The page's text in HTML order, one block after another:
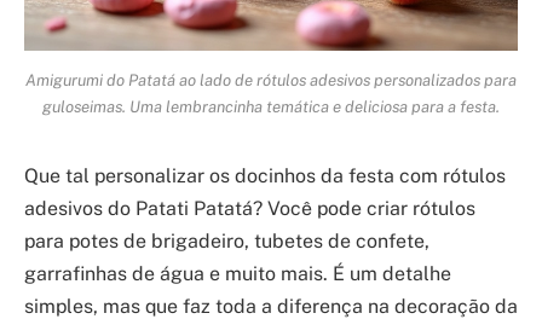
Amigurumi do Patatá ao lado de rótulos adesivos personalizados para
guloseimas. Uma lembrancinha temática e deliciosa para a festa.
Que tal personalizar os docinhos da festa com rótulos
adesivos do Patati Patatá? Você pode criar rótulos
para potes de brigadeiro, tubetes de confete,
garrafinhas de água e muito mais. É um detalhe
simples, mas que faz toda a diferença na decoração da